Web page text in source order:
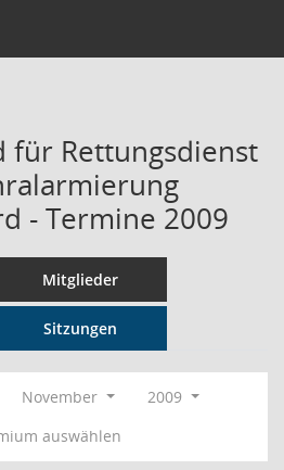
für Rettungsdienst
- Termine 2009
Mitglieder
Sitzungen
November
2009
auswählen